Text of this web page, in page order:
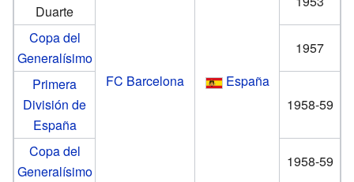
FC Barcelona España
Duarte
Copa del
Generalísimo
1957
Primera
División de
España
1958-59
Copa del
Generalísimo
1958-59